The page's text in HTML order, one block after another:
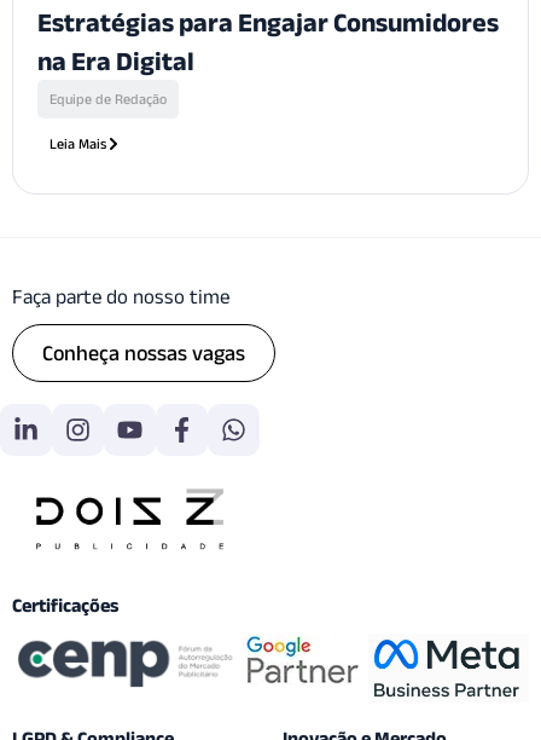
Estratégias para Engajar Consumidores
na Era Digital
Equipe de Redação
Leia Mais
Faça parte do nosso time
Conheça nossas vagas
Certificações